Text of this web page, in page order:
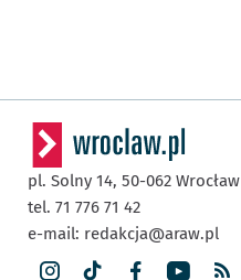
pl. Solny 14, 50-062 Wrocław
tel. 71 776 71 42
e-mail: redakcja@araw.pl